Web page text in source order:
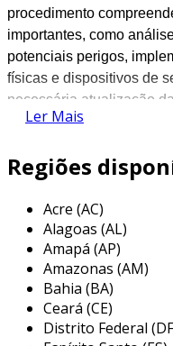
procedimento
importantes, como
potenciais perigos,
físicas e dispositivos de
necessária atualização
a capacitação dos
cientes dos
acidentes e garantir que
conformidade com os
promovendo um
wengautengenharia,
paulo, se destaca como
especializada em
Ler Mais
Regiões
Acre (AC)
Alagoas (AL)
Amapá (AP)
Amazonas (AM)
Bahia (BA)
Ceará (CE)
Distrito Federal